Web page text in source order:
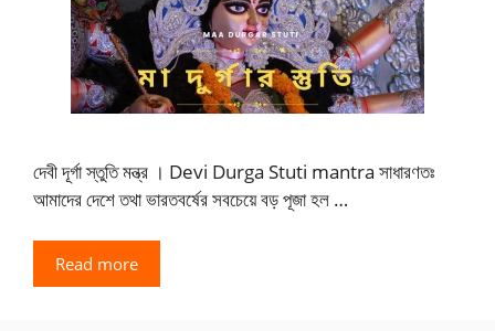
দেবী দূর্গা স্তুতি মন্ত্র । Devi Durga Stuti mantra সাধারণতঃ
আমাদের দেশে তথা ভারতবর্ষের সবচেয়ে বড় পূজা হল …
Read more